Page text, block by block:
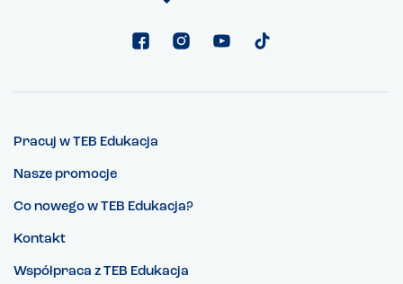
Pracuj w TEB Edukacja
Nasze promocje
Co nowego w TEB Edukacja?
Kontakt
Współpraca z TEB Edukacja